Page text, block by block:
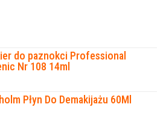
do paznokci Professional
Nr 108 14ml
Płyn Do Demakijażu 60Ml